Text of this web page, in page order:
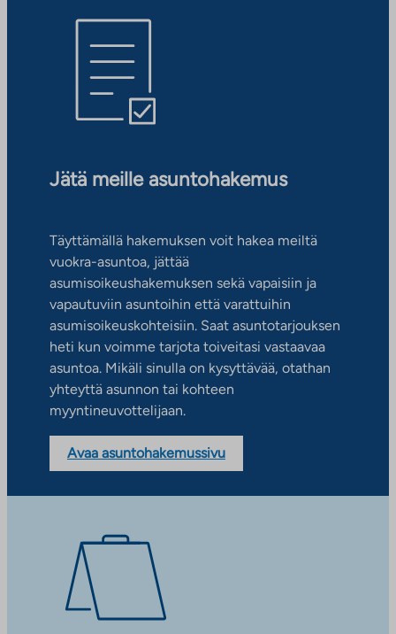
Jätä meille asuntohakemus
Täyttämällä hakemuksen voit hakea meiltä
vuokra-asuntoa, jättää
asumisoikeushakemuksen sekä vapaisiin ja
vapautuviin asuntoihin että varattuihin
asumisoikeuskohteisiin. Saat asuntotarjouksen
heti kun voimme tarjota toiveitasi vastaavaa
asuntoa. Mikäli sinulla on kysyttävää, otathan
yhteyttä asunnon tai kohteen
myyntineuvottelijaan.
Avaa asuntohakemussivu